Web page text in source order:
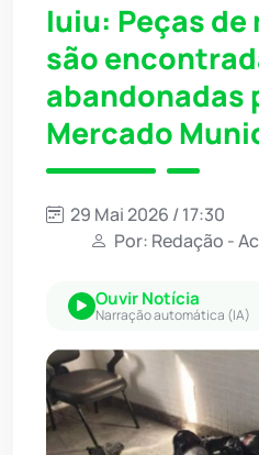
Iuiu: Peças
são
abandonadas
Mercado
29 Mai 2026 / 17:30
Por: Redação -
Ouvir Notícia
Narração automática (IA)